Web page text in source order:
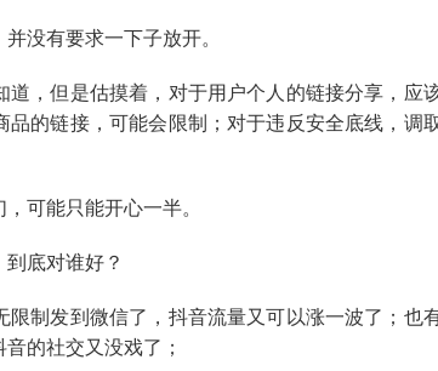
没有要求一下子放开。
，但是估摸着，对于用户个人的链接分享，应
的链接，可能会限制；对于违反安全底线，调
可能只能开心一半。
底对谁好？
制发到微信了，抖音流量又可以涨一波了；也
的社交又没戏了；